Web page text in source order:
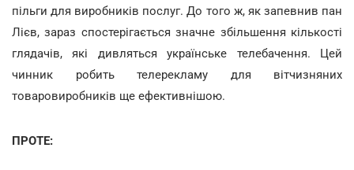
пільги для виробників послуг. До того ж, як запевнив пан
Лієв, зараз спостерігається значне збільшення кількості
глядачів, які дивляться українське телебачення. Цей
чинник робить телерекламу для вітчизняних
товаровиробників ще ефективнішою.
ПРОТЕ: